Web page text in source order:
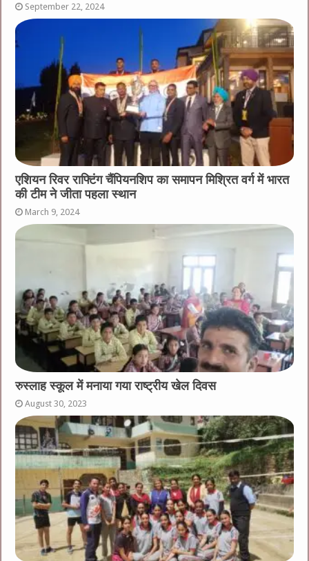
September 22, 2024
एशियन रिवर राफ्टिंग चैंपियनशिप का समापन मिश्रित वर्ग में भारत
की टीम ने जीता पहला स्थान
March 9, 2024
रुस्लाह स्कूल में मनाया गया राष्ट्रीय खेल दिवस
August 30, 2023